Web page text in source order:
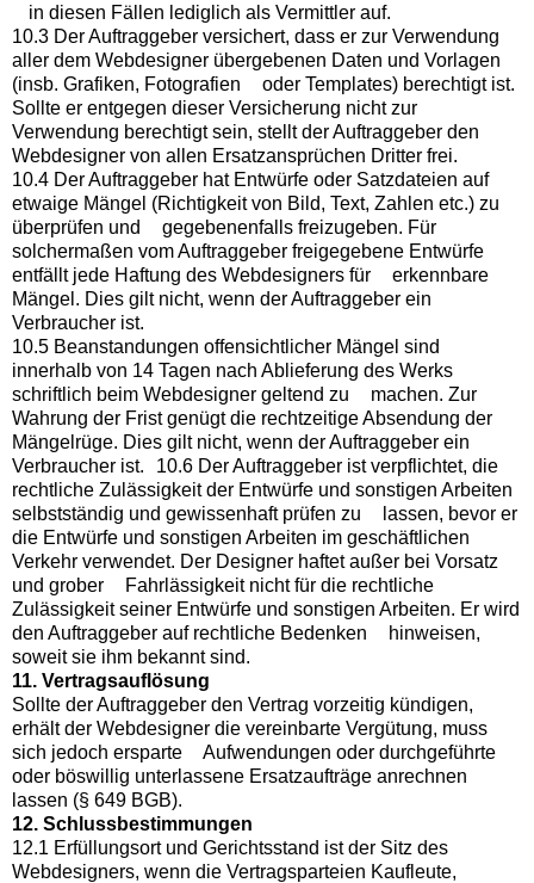
in diesen Fällen lediglich als Vermittler auf.
10.3 Der Auftraggeber versichert, dass er zur Verwendung
aller dem Webdesigner übergebenen Daten und Vorlagen
(insb. Grafiken, Fotografien oder Templates) berechtigt ist.
Sollte er entgegen dieser Versicherung nicht zur
Verwendung berechtigt sein, stellt der Auftraggeber den
Webdesigner von allen Ersatzansprüchen Dritter frei.
10.4 Der Auftraggeber hat Entwürfe oder Satzdateien auf
etwaige Mängel (Richtigkeit von Bild, Text, Zahlen etc.) zu
überprüfen und gegebenenfalls freizugeben. Für
solchermaßen vom Auftraggeber freigegebene Entwürfe
entfällt jede Haftung des Webdesigners für erkennbare
Mängel. Dies gilt nicht, wenn der Auftraggeber ein
Verbraucher ist.
10.5 Beanstandungen offensichtlicher Mängel sind
innerhalb von 14 Tagen nach Ablieferung des Werks
schriftlich beim Webdesigner geltend zu machen. Zur
Wahrung der Frist genügt die rechtzeitige Absendung der
Mängelrüge. Dies gilt nicht, wenn der Auftraggeber ein
Verbraucher ist. 10.6 Der Auftraggeber ist verpflichtet, die
rechtliche Zulässigkeit der Entwürfe und sonstigen Arbeiten
selbstständig und gewissenhaft prüfen zu lassen, bevor er
die Entwürfe und sonstigen Arbeiten im geschäftlichen
Verkehr verwendet. Der Designer haftet außer bei Vorsatz
und grober Fahrlässigkeit nicht für die rechtliche
Zulässigkeit seiner Entwürfe und sonstigen Arbeiten. Er wird
den Auftraggeber auf rechtliche Bedenken hinweisen,
soweit sie ihm bekannt sind.
11. Vertragsauflösung
Sollte der Auftraggeber den Vertrag vorzeitig kündigen,
erhält der Webdesigner die vereinbarte Vergütung, muss
sich jedoch ersparte Aufwendungen oder durchgeführte
oder böswillig unterlassene Ersatzaufträge anrechnen
lassen (§ 649 BGB).
12. Schlussbestimmungen
12.1 Erfüllungsort und Gerichtsstand ist der Sitz des
Webdesigners, wenn die Vertragsparteien Kaufleute,